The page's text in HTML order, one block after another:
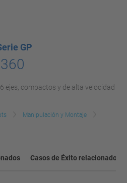
GP
ejes, compactos y de alta velocidad
Manipulación y Montaje
Casos de Éxito relacionados